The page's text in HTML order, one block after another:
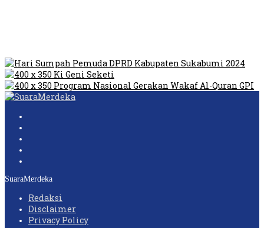
SuaraMerdeka
Redaksi
Disclaimer
Privacy Policy